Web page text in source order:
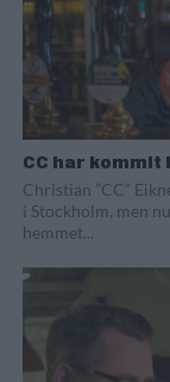
CC har
Christian ”CC”
i Stockholm, men
hemmet...